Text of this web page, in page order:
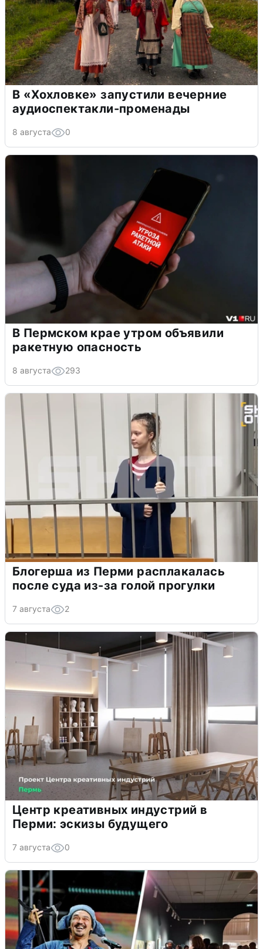
В «Хохловке» запустили вечерние
аудиоспектакли-променады
8 августа 0
В Пермском крае утром объявили
ракетную опасность
8 августа 293
Блогерша из Перми расплакалась
после суда из-за голой прогулки
7 августа 2
Центр креативных индустрий в
Перми: эскизы будущего
7 августа 0